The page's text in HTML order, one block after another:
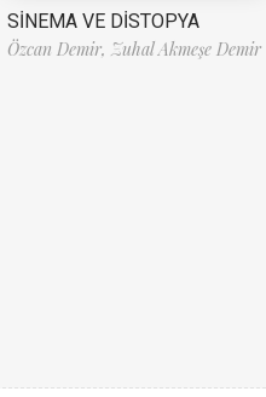
SİNEMA VE DİSTOPYA
Özcan Demir, Zuhal Akmeşe Demir